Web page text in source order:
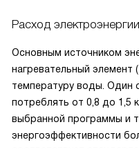
Расход электроэнергии
Основным источником
нагревательный
температуру воды. Один
потреблять от 0,8 до 1,5
выбранной программы и
энергоэффективности